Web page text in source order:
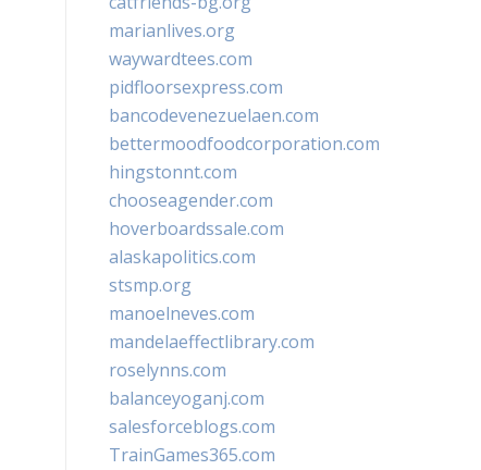
marianlives.org
waywardtees.com
pidfloorsexpress.com
bancodevenezuelaen.com
bettermoodfoodcorporation.com
hingstonnt.com
chooseagender.com
hoverboardssale.com
alaskapolitics.com
stsmp.org
manoelneves.com
mandelaeffectlibrary.com
roselynns.com
balanceyoganj.com
salesforceblogs.com
TrainGames365.com